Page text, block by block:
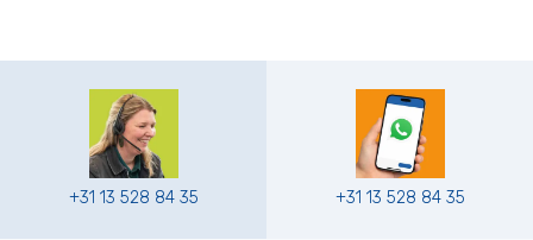
+31 13 528 84 35 +31 13 528 84 35